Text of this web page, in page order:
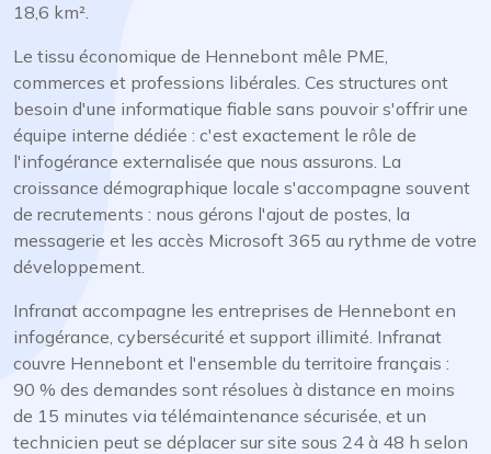
18,6 km².
Le tissu économique de Hennebont mêle PME,
commerces et professions libérales. Ces structures ont
besoin d'une informatique fiable sans pouvoir s'offrir une
équipe interne dédiée : c'est exactement le rôle de
l'infogérance externalisée que nous assurons. La
croissance démographique locale s'accompagne souvent
de recrutements : nous gérons l'ajout de postes, la
messagerie et les accès Microsoft 365 au rythme de votre
développement.
Infranat accompagne les entreprises de Hennebont en
infogérance, cybersécurité et support illimité. Infranat
couvre Hennebont et l'ensemble du territoire français :
90 % des demandes sont résolues à distance en moins
de 15 minutes via télémaintenance sécurisée, et un
technicien peut se déplacer sur site sous 24 à 48 h selon